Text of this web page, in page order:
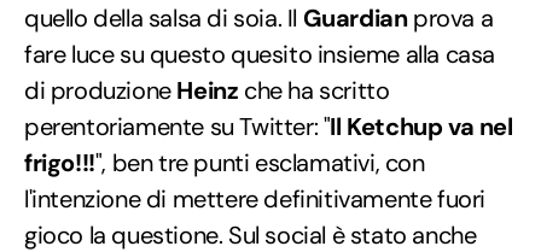
quello della salsa di soia. Il Guardianprova a
fare luce su questo quesito insieme alla casa
di produzioneHeinz che ha scritto
perentoriamente su Twitter: "Il Ketchup va nel
frigo!!!", ben tre punti esclamativi, con
l'intenzione di mettere definitivamente fuori
gioco la questione. Sul social è stato anche